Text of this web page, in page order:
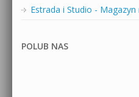
Estrada i Studio -
POLUB NAS